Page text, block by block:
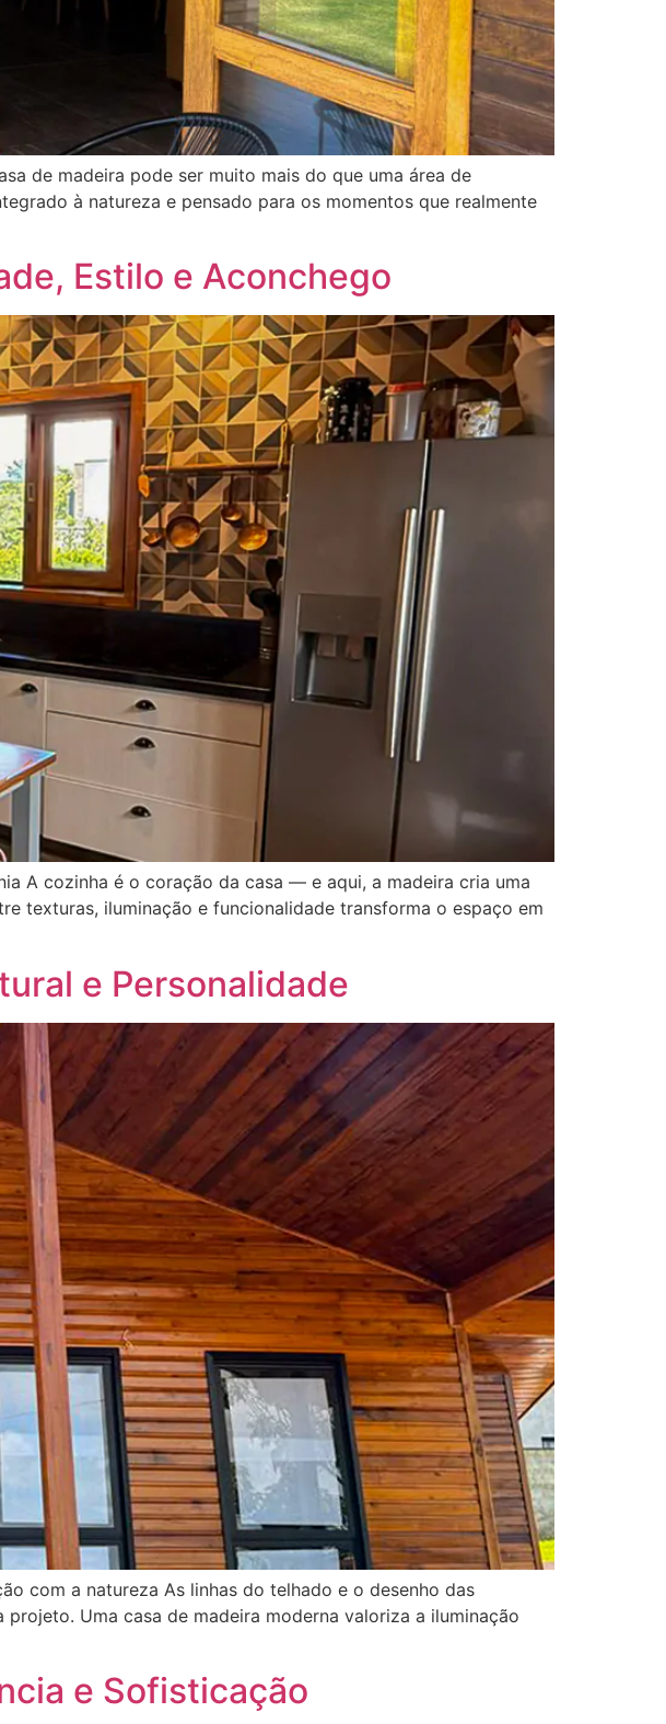
de madeira pode ser muito mais do que uma área de
à natureza e pensado para os momentos que realmente
Estilo e Aconchego
A cozinha é o coração da casa — e aqui, a madeira cria uma
texturas, iluminação e funcionalidade transforma o espaço em
e Personalidade
com a natureza As linhas do telhado e o desenho das
Uma casa de madeira moderna valoriza a iluminação
e Sofisticação